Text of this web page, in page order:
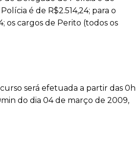
é de R$2.514,24; para o
os cargos de Perito (todos os
será efetuada a partir das 0h
do dia 04 de março de 2009,